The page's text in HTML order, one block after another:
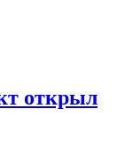
открыл